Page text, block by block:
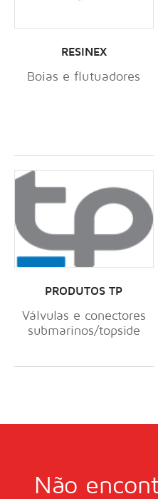
RESINEX
Boias e flutuadores
PRODUTOS TP
Válvulas e conectores
submarinos/topside
Não